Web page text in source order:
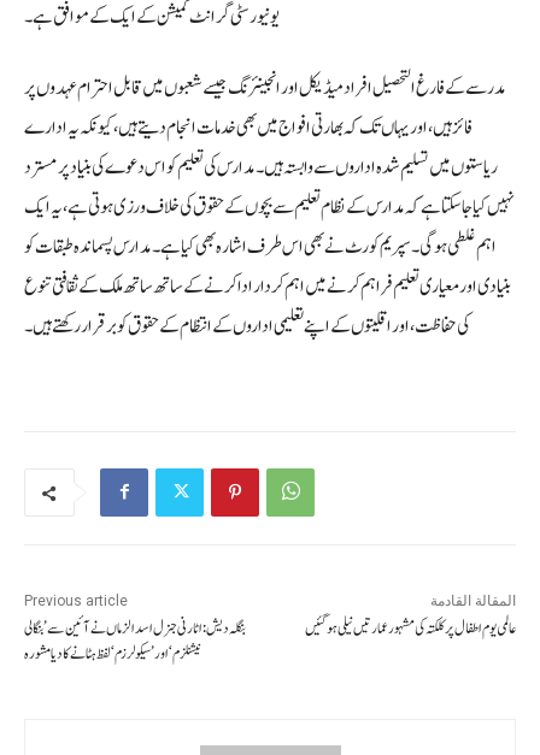
یونیورسٹی گرانٹ کمیشن کے ایک کے موافق ہے۔
مدرسے کے فارغ التحصیل افراد میڈیکل اور انجینئرنگ جیسے شعبوں میں قابل احترام عہدوں پر
فائز ہیں، اور یہاں تک کہ بھارتی افواج میں بھی خدمات انجام دیتے ہیں، کیونکہ یہ ادارے
ریاستوں میں تسلیم شدہ اداروں سے وابستہ ہیں۔ مدارس کی تعلیم کو اس دعوے کی بنیاد پر مسترد
نہیں کیا جا سکتا ہے کہ مدارس کے نظام تعلیم سے بچوں کے حقوق کی خلاف ورزی ہوتی ہے، یہ ایک
اہم غلطی ہوگی۔ سپریم کورٹ نے بھی اس طرف اشارہ بھی کیا ہے۔ مدارس پسماندہ طبقات کو
بنیادی اور معیاری تعلیم فراہم کرنے میں اہم کردار ادا کرنے کے ساتھ ساتھ ملک کے ثقافتی تنوع
کی حفاظت، اور اقلیتوں کے اپنے تعلیمی اداروں کے انتظام کے حقوق کو برقرار رکھتے ہیں۔
Previous article
بنگلہ دیش: اٹارنی جنرل اسدالزماں نے آئین سے ’بنگالی
نیشنلزم‘ اور ’سیکولرزم‘ لفظ ہٹانے کا دیا مشورہ
المقالة القادمة
عالمی یوم اطفال پر کلکتہ کی مشہور عمارتیں نیلی ہو گئیں